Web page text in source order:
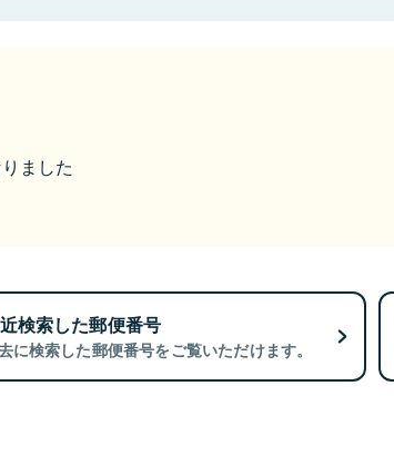
ました
検索した郵便番号
に検索した郵便番号をご覧いただけます。